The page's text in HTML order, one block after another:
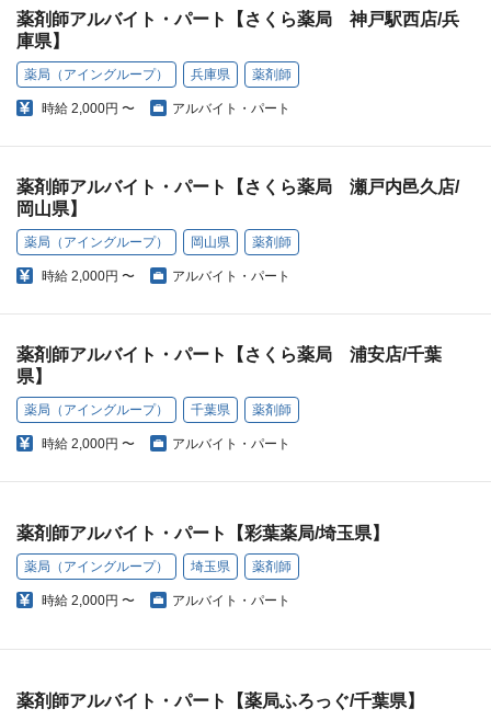
薬剤師アルバイト・パート【さくら薬局 神戸駅西店/兵
庫県】
薬局（アイングループ） 兵庫県 薬剤師
時給 2,000円 〜 アルバイト・パート
薬剤師アルバイト・パート【さくら薬局 瀬戸内邑久店/
岡山県】
薬局（アイングループ） 岡山県 薬剤師
時給 2,000円 〜 アルバイト・パート
薬剤師アルバイト・パート【さくら薬局 浦安店/千葉
県】
薬局（アイングループ） 千葉県 薬剤師
時給 2,000円 〜 アルバイト・パート
薬剤師アルバイト・パート【彩葉薬局/埼玉県】
薬局（アイングループ） 埼玉県 薬剤師
時給 2,000円 〜 アルバイト・パート
薬剤師アルバイト・パート【薬局ふろっぐ/千葉県】